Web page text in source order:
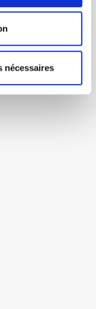
nécessaires